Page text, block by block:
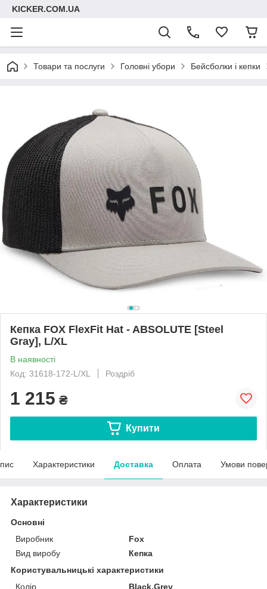
KICKER.COM.UA
Товари та послуги Головні убори Бейсболки і кепки
Кепка FOX FlexFit Hat - ABSOLUTE [Steel
Gray], L/XL
В наявності
Код: 31618-172-L/XL
Роздріб
1 215 ₴
Купити
Характеристики Доставка Оплата Умови
Характеристики
Основні
Виробник
Fox
Вид виробу
Кепка
Користувальницькі характеристики
Колір
Black,Grey